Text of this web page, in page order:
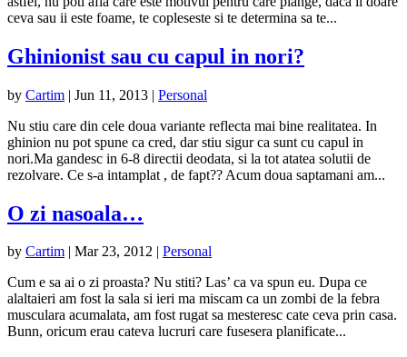
ceva sau ii este foame, te copleseste si te determina sa te...
Ghinionist sau cu capul in nori?
by Cartim | Jun 11, 2013 | Personal
Nu stiu care din cele doua variante reflecta mai bine realitatea. In
ghinion nu pot spune ca cred, dar stiu sigur ca sunt cu capul in
nori.Ma gandesc in 6-8 directii deodata, si la tot atatea solutii de
rezolvare. Ce s-a intamplat , de fapt?? Acum doua saptamani am...
O zi nasoala…
by Cartim | Mar 23, 2012 | Personal
Cum e sa ai o zi proasta? Nu stiti? Las’ ca va spun eu. Dupa ce
alaltaieri am fost la sala si ieri ma miscam ca un zombi de la febra
musculara acumalata, am fost rugat sa mesteresc cate ceva prin casa.
Bunn, oricum erau cateva lucruri care fusesera planificate...